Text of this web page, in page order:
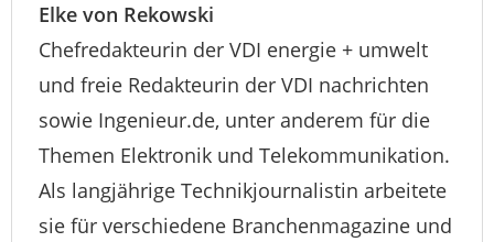
Elke von Rekowski
Chefredakteurin der VDI energie + umwelt
und freie Redakteurin der VDI nachrichten
sowie Ingenieur.de, unter anderem für die
Themen Elektronik und Telekommunikation.
Als langjährige Technikjournalistin arbeitete
sie für verschiedene Branchenmagazine und